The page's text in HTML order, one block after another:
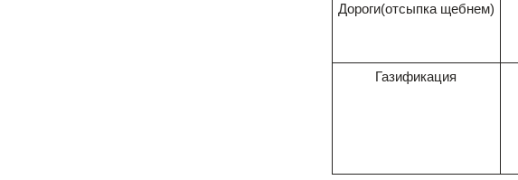
Дороги(отсыпка щебнем)
Газификация